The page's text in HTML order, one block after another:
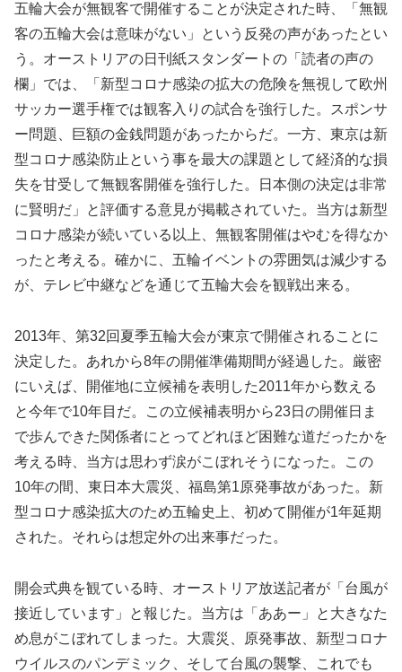
五輪大会が無観客で開催することが決定された時、「無観
客の五輪大会は意味がない」という反発の声があったとい
う。オーストリアの日刊紙スタンダートの「読者の声の
欄」では、「新型コロナ感染の拡大の危険を無視して欧州
サッカー選手権では観客入りの試合を強行した。スポンサ
ー問題、巨額の金銭問題があったからだ。一方、東京は新
型コロナ感染防止という事を最大の課題として経済的な損
失を甘受して無観客開催を強行した。日本側の決定は非常
に賢明だ」と評価する意見が掲載されていた。当方は新型
コロナ感染が続いている以上、無観客開催はやむを得なか
ったと考える。確かに、五輪イベントの雰囲気は減少する
が、テレビ中継などを通じて五輪大会を観戦出来る。
2013年、第32回夏季五輪大会が東京で開催されることに
決定した。あれから8年の開催準備期間が経過した。厳密
にいえば、開催地に立候補を表明した2011年から数える
と今年で10年目だ。この立候補表明から23日の開催日ま
で歩んできた関係者にとってどれほど困難な道だったかを
考える時、当方は思わず涙がこぼれそうになった。この
10年の間、東日本大震災、福島第1原発事故があった。新
型コロナ感染拡大のため五輪史上、初めて開催が1年延期
された。それらは想定外の出来事だった。
開会式典を観ている時、オーストリア放送記者が「台風が
接近しています」と報じた。当方は「ああー」と大きなた
め息がこぼれてしまった。大震災、原発事故、新型コロナ
ウイルスのパンデミック、そして台風の襲撃、これでも